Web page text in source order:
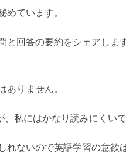
めています。
回答の要約をシェアします
ありません。
私にはかなり読みにくいで
れないので英語学習の意欲